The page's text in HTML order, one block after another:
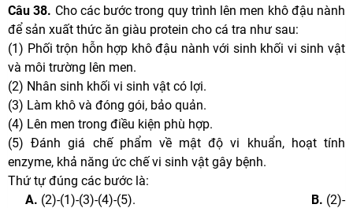
Câu 38. Cho các bước trong quy trình lên men khô đậu nành
để sản xuất thức ăn giàu protein cho cá tra như sau:
(1) Phối trộn hỗn hợp khô đậu nành với sinh khối vi sinh vật
và môi trường lên men.
(2) Nhân sinh khối vi sinh vật có lợi.
(3) Làm khô và đóng gói, bảo quản.
(4) Lên men trong điều kiện phù hợp.
(5) Đánh giá chế phẩm về mật độ vi khuẩn, hoạt tính
enzyme, khả năng ức chế vi sinh vật gây bệnh.
Thứ tự đúng các bước là:
A. (2)-(1)-(3)-(4)-(5). B. (2)-